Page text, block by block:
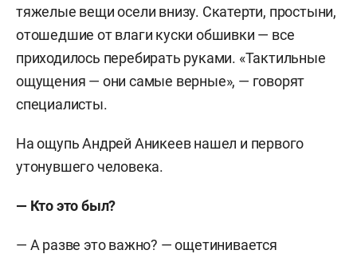
тяжелые вещи осели внизу. Скатерти, простыни,
отошедшие от влаги куски обшивки — все
приходилось перебирать руками. «Тактильные
ощущения — они самые верные», — говорят
специалисты.
На ощупь Андрей Аникеев нашел и первого
утонувшего человека.
— Кто это был?
— А разве это важно? — ощетинивается